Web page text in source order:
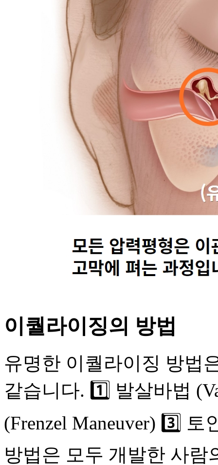
이퀄라이징의 방법
유명한 이퀄라이징 방법
같습니다. 1️⃣ 발살바법
(Frenzel Maneuver) 3️⃣ 토
방법은 모두 개발한 사람